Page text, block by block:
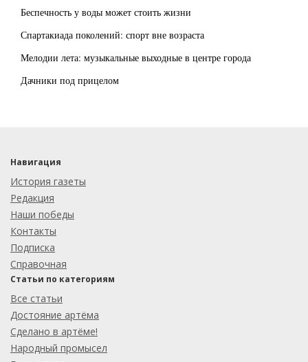
Беспечность у воды может стоить жизни
Спартакиада поколений: спорт вне возраста
Мелодии лета: музыкальные выходные в центре города
Дачники под прицелом
Навигация
История газеты
Редакция
Наши победы
Контакты
Подписка
Справочная
Статьи по категориям
Все статьи
Достояние артёма
Сделано в артёме!
Народный промысел